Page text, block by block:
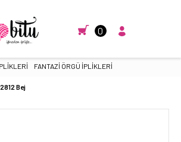
0
FANTAZİ ÖRGÜ İPLİKLERİ
Bej